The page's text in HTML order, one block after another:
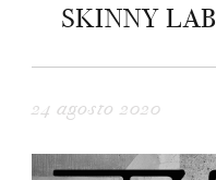
SKINNY LAB
24 agosto 2020